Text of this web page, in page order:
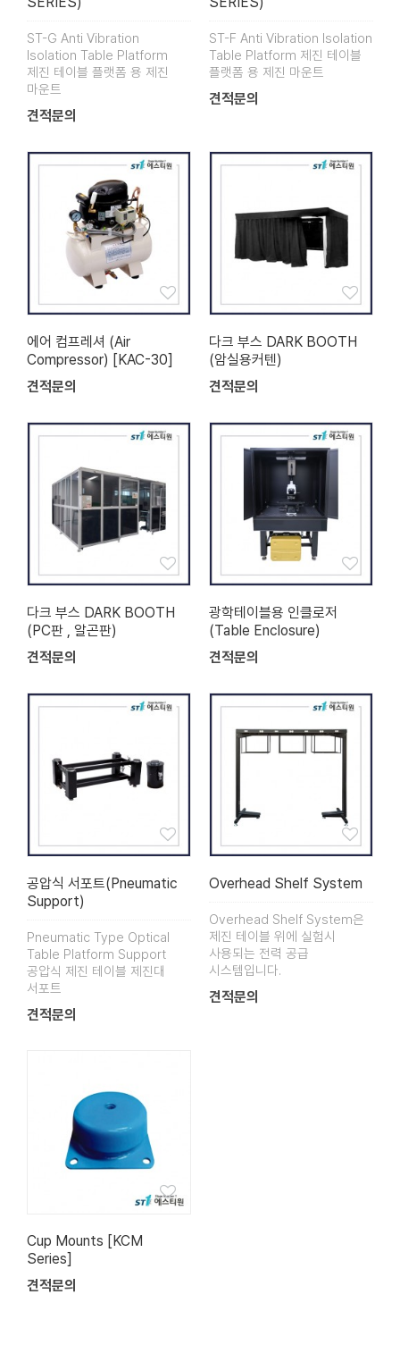
ST-G Anti Vibration
Isolation Table Platform
제진 테이블 플랫폼 용 제진
마운트
견적문의
ST-F Anti Vibration Isolation
Table Platform 제진 테이블
플랫폼 용 제진 마운트
견적문의
에어 컴프레셔 (Air
Compressor) [KAC-30]
견적문의
다크 부스 DARK BOOTH
(암실용커텐)
견적문의
다크 부스 DARK BOOTH
(PC판 , 알곤판)
견적문의
광학테이블용 인클로저
(Table Enclosure)
견적문의
공압식 서포트(Pneumatic
Support)
Pneumatic Type Optical
Table Platform Support
공압식 제진 테이블 제진대
서포트
견적문의
Overhead Shelf System
Overhead Shelf System은
제진 테이블 위에 실험시
사용되는 전력 공급
시스템입니다.
견적문의
Cup Mounts [KCM
Series]
견적문의